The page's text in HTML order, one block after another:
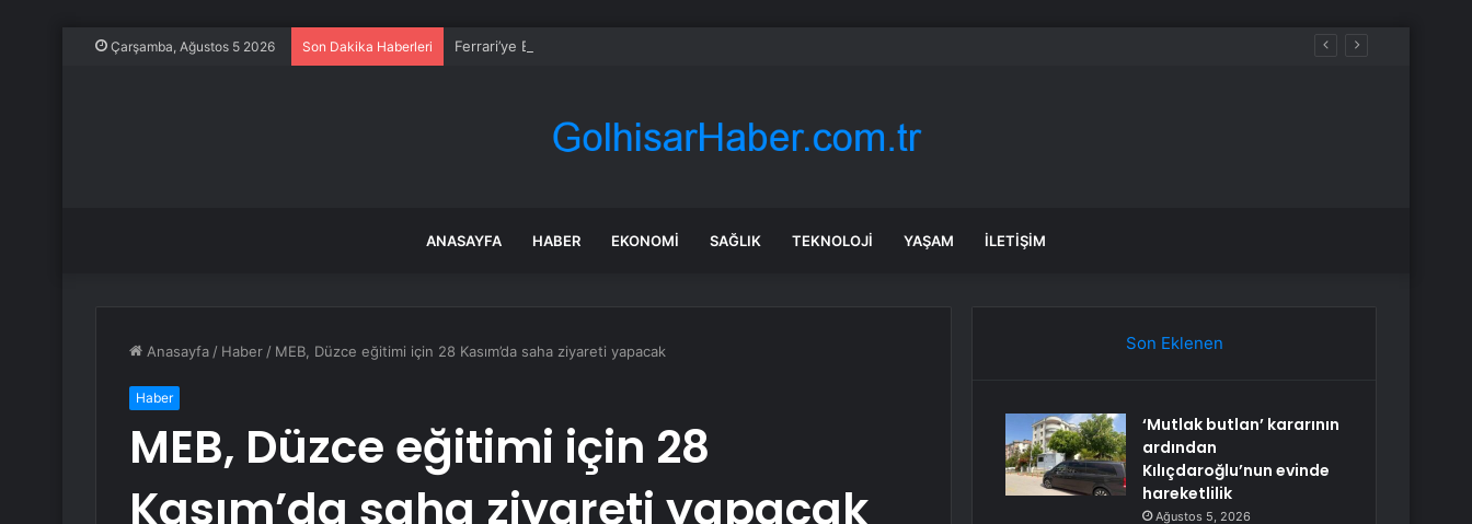
Çarşamba, Ağustos 5 2026 Son Dakika Haberleri Ferrari’ye Belçika GP’sinde Lastik İhlali Nedeniyle Para Cezası
ANASAYFA HABER EKONOMI SAĞLIK TEKNOLOJI YAŞAM İLETIŞIM
Anasayfa / Haber / MEB, Düzce eğitimi için 28 Kasım’da saha ziyareti yapacak
Haber
MEB, Düzce eğitimi için 28
Kasım’da saha ziyareti yapacak
Son Eklenen
‘Mutlak butlan’ kararının
ardından
Kılıçdaroğlu’nun evinde
hareketlilik
Ağustos 5, 2026